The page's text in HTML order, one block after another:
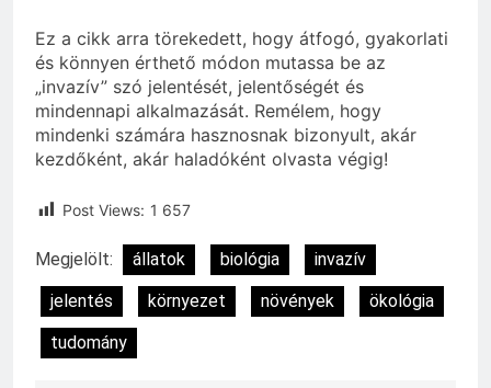
Ez a cikk arra törekedett, hogy átfogó, gyakorlati
és könnyen érthető módon mutassa be az
„invazív” szó jelentését, jelentőségét és
mindennapi alkalmazását. Remélem, hogy
mindenki számára hasznosnak bizonyult, akár
kezdőként, akár haladóként olvasta végig!
Post Views: 1 657
Megjelölt: állatok biológia
invazív
jelentés
környezet növények
ökológia
tudomány